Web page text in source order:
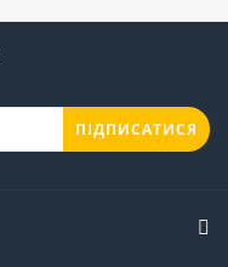
ПІДПИСАТИСЯ